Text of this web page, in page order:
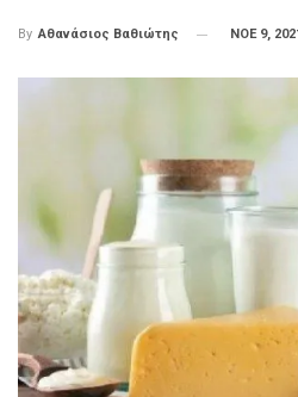
By Αθανάσιος Βαθιώτης ΝΟΕ 9,